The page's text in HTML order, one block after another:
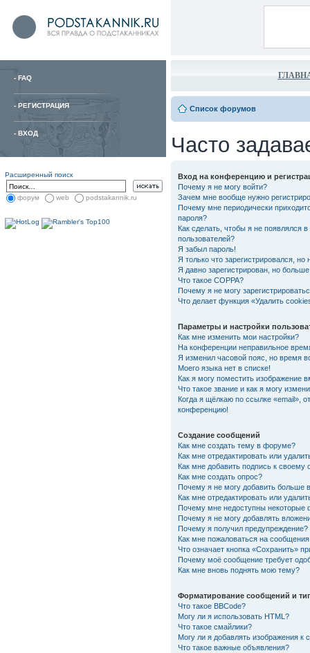
- FAQ
- РЕГИСТРАЦИЯ
- ВХОД
Расширенный поиск
форум web podstakannik.ru
Список форумов
Часто
Вход на конференцию и
Почему я не могу войти?
Зачем мне вообще нужно
Почему мне периодически
пароля?
Как сделать, чтобы я не появлялся
пользователей?
Я забыл пароль!
Я только что зарегистрировался, но
Я давно зарегистрирован, но
Что такое COPPA?
Почему я не могу
Что делает функция «Удалить
Параметры и настройки
Как мне изменить мои настройки?
На конференции неправильное
Я изменил часовой пояс, но время
Моего языка нет в списке!
Как я могу поместить изображение
Что такое звание и как я могу
Когда я щёлкаю по ссылке «email»,
конференцию!
Создание сообщений
Как мне создать тему в форуме?
Как мне отредактировать или
Как мне добавить подпись к своему
Как мне создать опрос?
Почему я не могу добавить больше
Как мне отредактировать или
Почему мне недоступны некоторые
Почему я не могу добавлять
Почему я получил предупреждение?
Как мне пожаловаться на
Что означает кнопка «Сохранить»
Почему моё сообщение требует
Как мне вновь поднять мою тему?
Форматирование сообщений и
Что такое BBCode?
Могу ли я использовать HTML?
Что такое смайлики?
Могу ли я добавлять изображения к
Что такое важные объявления?